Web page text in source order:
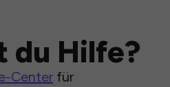
du Hilfe?
Center für